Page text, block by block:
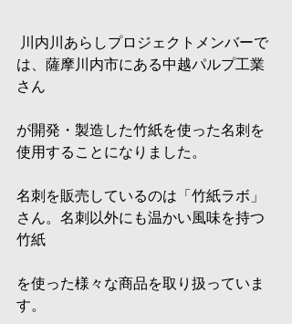
は、薩摩川内市にある中越パルプ工業
さん
が開発・製造した竹紙を使った名刺を
使用することになりました。
名刺を販売しているのは「竹紙ラボ」
さん。名刺以外にも温かい風味を持つ
竹紙
を使った様々な商品を取り扱っていま
す。